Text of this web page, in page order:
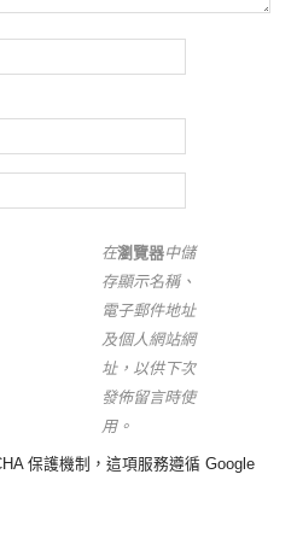
在瀏覽器中儲
存顯示名稱、
電子郵件地址
及個人網站網
址，以供下次
發佈留言時使
用。
保護機制，這項服務遵循 Google